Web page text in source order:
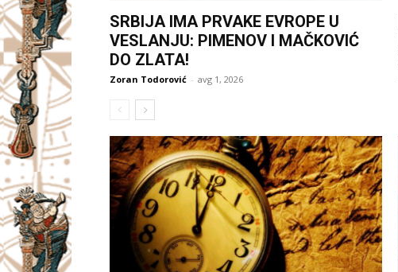
SRBIJA IMA PRVAKE EVROPE U
VESLANJU: PIMENOV I MAČKOVIĆ
DO ZLATA!
Zoran Todorović - avg 1, 2026